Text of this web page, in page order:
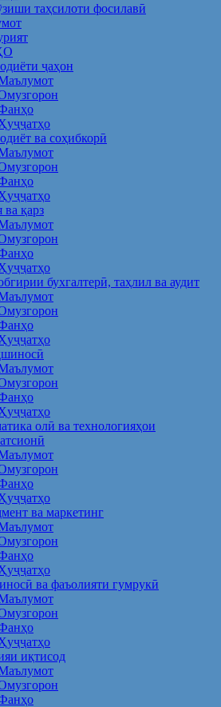
таҳсилоти фосилавӣ
ҷаҳон
ва соҳибкорӣ
қарз
бухгалтерӣ, таҳлил ва аудит
олӣ ва технологияҳои
ва маркетинг
ва фаъолияти гумрукӣ
иқтисод